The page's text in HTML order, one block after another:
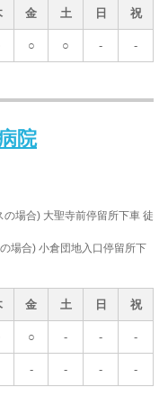
金 土 日 祝
○ ○ - -
院
の場合) 大聖寺前停留所下車 徒
場合) 小倉団地入口停留所下
金 土 日 祝
○ - - -
- - - -